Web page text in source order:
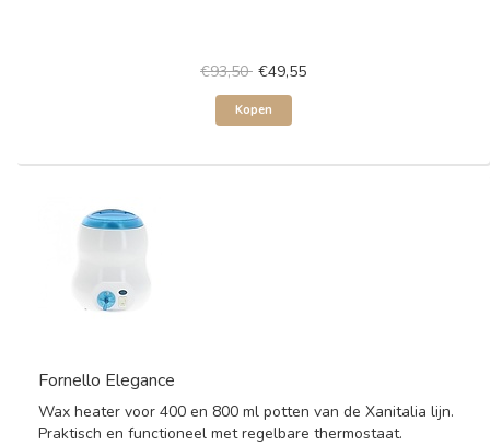
€93,50 €49,55
Kopen
Fornello Elegance
Wax heater voor 400 en 800 ml potten van de Xanitalia lijn.
Praktisch en functioneel met regelbare thermostaat.